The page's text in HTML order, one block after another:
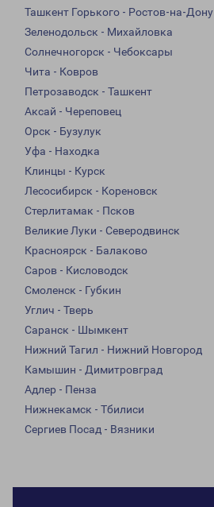
Ташкент Горького - Ростов-на-Дону
Зеленодольск - Михайловка
Солнечногорск - Чебоксары
Чита - Ковров
Петрозаводск - Ташкент
Аксай - Череповец
Орск - Бузулук
Уфа - Находка
Клинцы - Курск
Лесосибирск - Кореновск
Стерлитамак - Псков
Великие Луки - Северодвинск
Красноярск - Балаково
Саров - Кисловодск
Смоленск - Губкин
Углич - Тверь
Саранск - Шымкент
Нижний Тагил - Нижний Новгород
Камышин - Димитровград
Адлер - Пенза
Нижнекамск - Тбилиси
Сергиев Посад - Вязники